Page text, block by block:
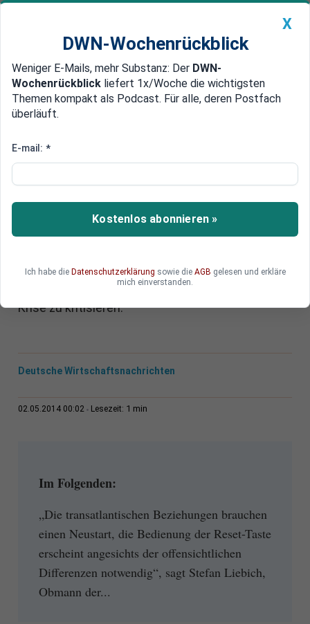
Newsticker MEIN DWN: Geldanlage Premium
Edelmetalle DWN-Magazin China
Ende des Kuschel-Kurses
Linke fordern Neustart der
Beziehungen mit Amerika
Bundeskanzlerin Merkel sollte bei ihrem USA-
sei es ihre Pflicht, den US-Präsidenten Obama
Krise zu kritisieren.
Deutsche Wirtschaftsnachrichten
02.05.2014 00:02 Lesezeit: 1 min
Im Folgenden:
„Die transatlantischen Beziehungen brauchen
einen Neustart, die Bedienung der Reset-Taste
erscheint angesichts der offensichtlichen
Differenzen notwendig“, sagt Stefan Liebich,
Obmann der...
X
DWN-Wochenrückblick
Weniger E-Mails, mehr Substanz: Der DWN-
Wochenrückblick liefert 1x/Woche die wichtigsten
Themen kompakt als Podcast. Für alle, deren Postfach
überläuft.
E-mail: *
Kostenlos abonnieren »
Ich habe die Datenschutzerklärung sowie die AGB gelesen und erkläre
mich einverstanden.